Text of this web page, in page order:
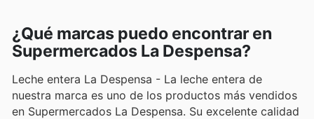
¿Qué marcas puedo encontrar en
Supermercados La Despensa?
Leche entera La Despensa - La leche entera de
nuestra marca es uno de los productos más vendidos
en Supermercados La Despensa. Su excelente calidad